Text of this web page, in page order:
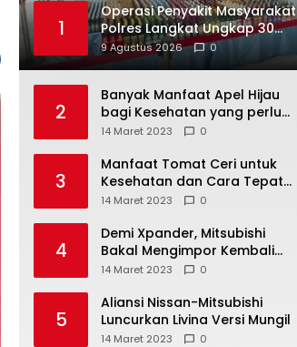
1
Operasi Penyakit Masyarakat
Polres Langkat Ungkap 30
Kasus Narkoba, 34
Tersangka Diamankan
9 Agustus 2026 0
2
Banyak Manfaat Apel Hijau
bagi Kesehatan yang perlu
Anda ketahui
14 Maret 2023 0
3
Manfaat Tomat Ceri untuk
Kesehatan dan Cara Tepat
Mengonsumsinya
14 Maret 2023 0
4
Demi Xpander, Mitsubishi
Bakal Mengimpor Kembali
Pajero Sport
14 Maret 2023 0
5
Aliansi Nissan-Mitsubishi
Luncurkan Livina Versi Mungil
14 Maret 2023 0